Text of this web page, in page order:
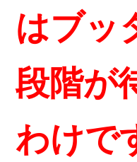
はブッ
段階が
わけで